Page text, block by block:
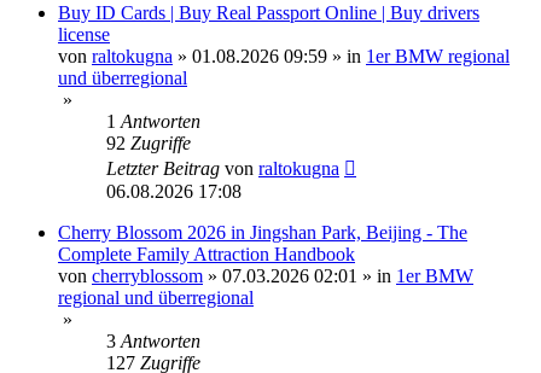
Buy ID Cards | Buy Real Passport Online | Buy drivers
license
von raltokugna » 01.08.2026 09:59 » in 1er BMW regional
und überregional
»
1 Antworten
92 Zugriffe
Letzter Beitrag von raltokugna
06.08.2026 17:08
Cherry Blossom 2026 in Jingshan Park, Beijing - The
Complete Family Attraction Handbook
von cherryblossom » 07.03.2026 02:01 » in 1er BMW
regional und überregional
»
3 Antworten
127 Zugriffe